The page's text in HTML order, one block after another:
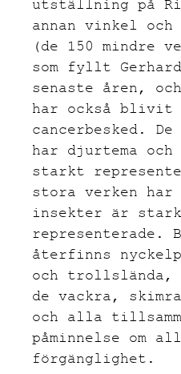
utställning på
annan vinkel
(de 150 mindre
som fyllt
senaste åren,
har också blivit
cancerbesked.
har djurtema
starkt
stora verken har
insekter är
representerade.
återfinns
och
de vackra,
och alla
påminnelse om
förgänglighet.